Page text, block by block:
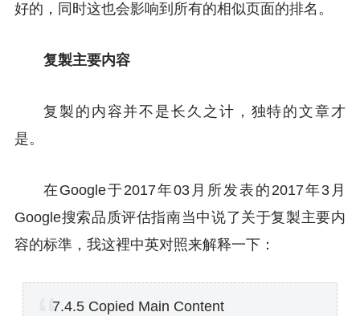
好的，同时这也会影响到所有的相似页面的排名。
复製主要内容
复製的内容并不是长久之计，独特的文章才
是。
在Google于2017年03月所发表的2017年3月
Google搜索品质评估指南当中说了关于复製主要内
容的标準，我这裡中英对照来解释一下：
7.4.5 Copied Main Content